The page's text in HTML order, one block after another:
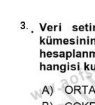
3.